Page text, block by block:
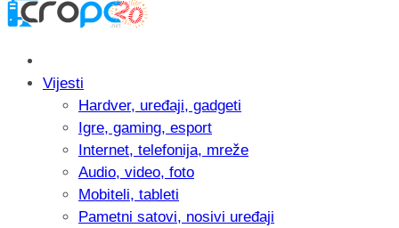
Vijesti
Hardver, uređaji, gadgeti
Igre, gaming, esport
Internet, telefonija, mreže
Audio, video, foto
Mobiteli, tableti
Pametni satovi, nosivi uređaji